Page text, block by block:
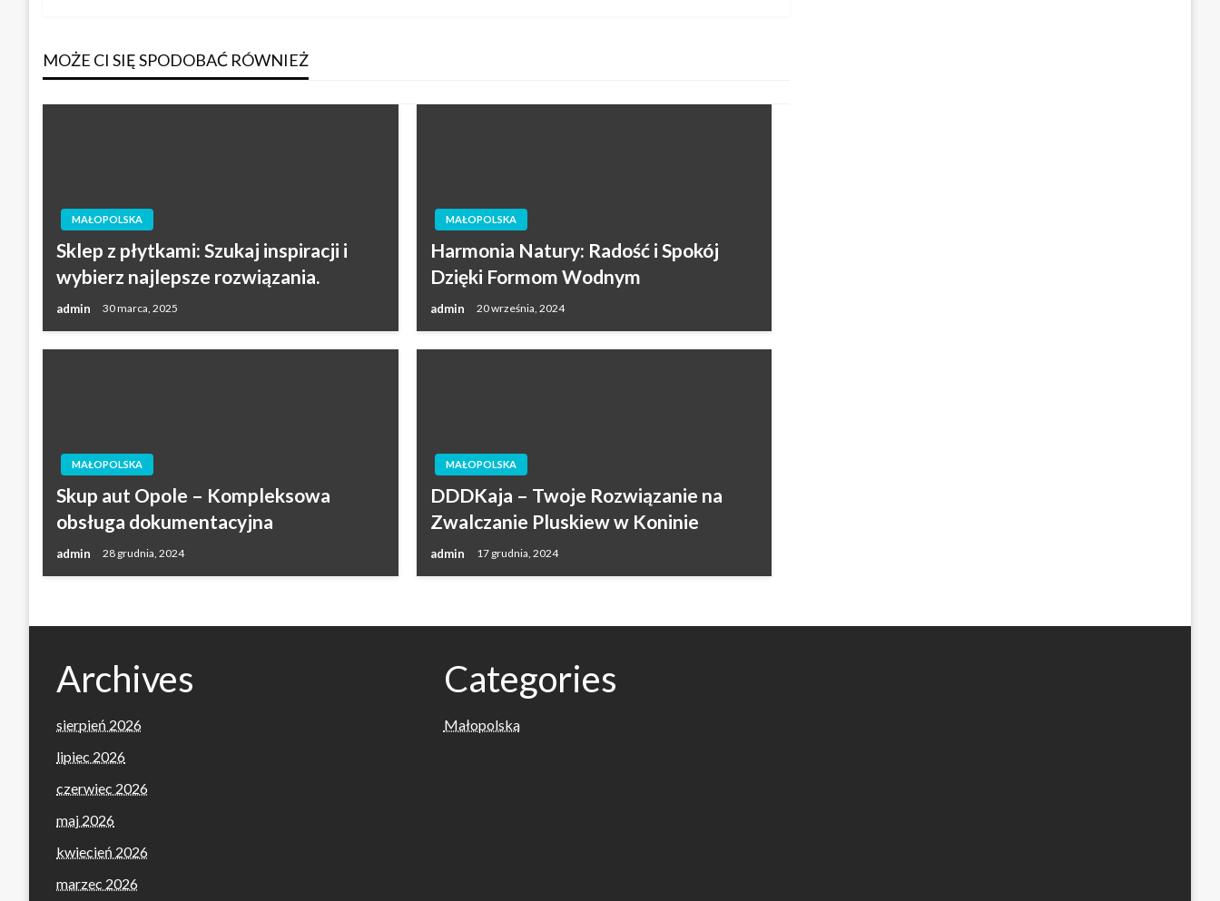
MOŻE CI SIĘ SPODOBAĆ RÓWNIEŻ
MAŁOPOLSKA
Sklep z płytkami: Szukaj inspiracji i
wybierz najlepsze rozwiązania.
admin 30 marca, 2025
MAŁOPOLSKA
Harmonia Natury: Radość i Spokój
Dzięki Formom Wodnym
admin 20 września, 2024
MAŁOPOLSKA
Skup aut Opole – Kompleksowa
obsługa dokumentacyjna
admin 28 grudnia, 2024
MAŁOPOLSKA
DDDKaja – Twoje Rozwiązanie na
Zwalczanie Pluskiew w Koninie
admin 17 grudnia, 2024
Archives
sierpień 2026
lipiec 2026
czerwiec 2026
maj 2026
kwiecień 2026
marzec 2026
Categories
Małopolska